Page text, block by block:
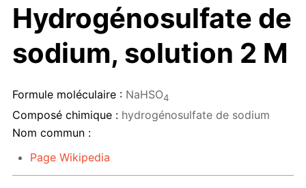
Hydrogénosulfate de
sodium, solution 2 M
Formule moléculaire : NaHSO4
Composé chimique : hydrogénosulfate de sodium
Nom commun :
Page Wikipedia